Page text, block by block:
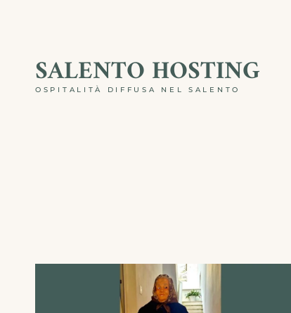
contentSALENTO HOSTING
OSPITALITÀ DIFFUSA NEL SALENTO